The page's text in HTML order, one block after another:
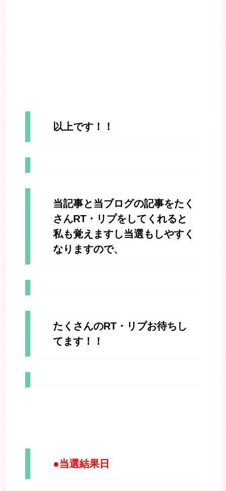
以上です！！
当記事と当ブログの記事をたく
さんRT・リプをしてくれると
私も覚えますし当選もしやすく
なりますので、
たくさんのRT・リプお待ちし
てます！！
●当選結果日